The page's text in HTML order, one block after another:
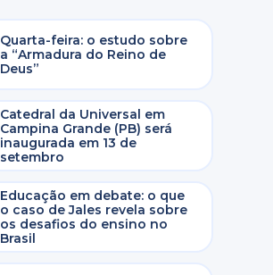
Quarta-feira: o estudo sobre
a “Armadura do Reino de
Deus”
Catedral da Universal em
Campina Grande (PB) será
inaugurada em 13 de
setembro
Educação em debate: o que
o caso de Jales revela sobre
os desafios do ensino no
Brasil